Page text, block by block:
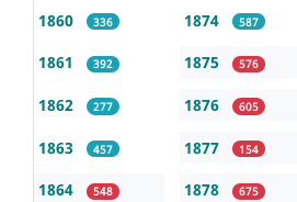
1860 336
1861 392
1862 277
1863 457
1864 548
1874 587
1875 576
1876 605
1877 154
1878 675